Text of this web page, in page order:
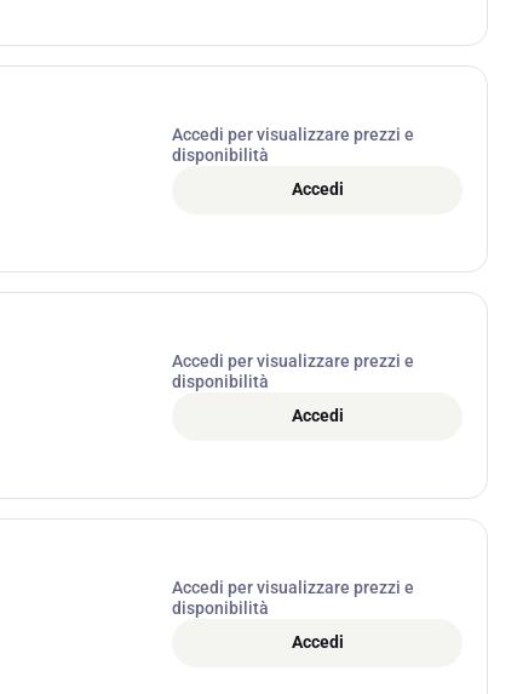
Accedi per visualizzare prezzi e
disponibilità
Accedi
Accedi per visualizzare prezzi e
disponibilità
Accedi
Accedi per visualizzare prezzi e
disponibilità
Accedi